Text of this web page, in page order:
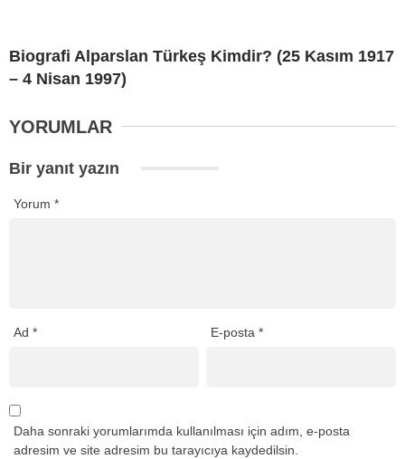
Biografi Alparslan Türkeş Kimdir? (25 Kasım 1917
– 4 Nisan 1997)
YORUMLAR
Bir yanıt yazın
Yorum *
Ad * E-posta*
Daha sonraki yorumlarımda kullanılması için adım, e-posta
adresim ve site adresim bu tarayıcıya kaydedilsin.